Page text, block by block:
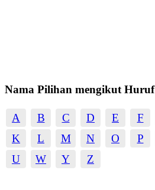
Nama Pilihan mengikut Huruf
A B C D E F
K
L M N O P
U
W Y Z